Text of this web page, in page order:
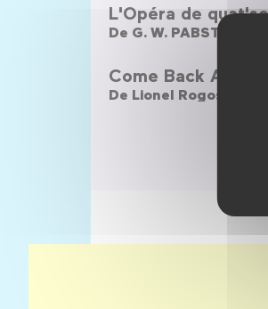
L'Opéra de
De G. W. PABST
Come Back Africa
De Lionel Rogosin